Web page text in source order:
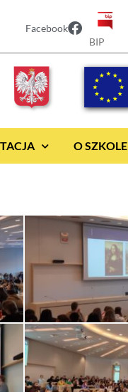
Facebook
BIP
O SZKOLE